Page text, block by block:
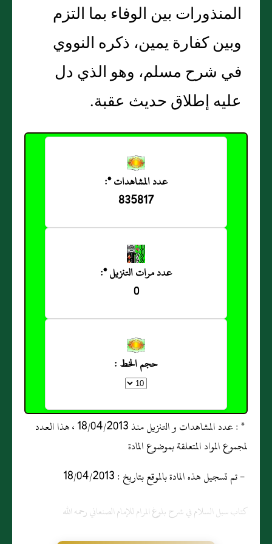
المنذورات بين الوفاء بما التزم
وبين كفارة يمين، ذكره النووي
في شرح مسلم، وهو الذي دل
عليه إطلاق حديث عقبة.
عدد المشاهدات *:
835817
عدد مرات التنزيل *:
0
حجم الخط :
* : عدد المشاهدات و التنزيل منذ 18/04/2013 ، هذا العدد
لمجموع المواد المتعلقة بموضوع المادة
- تم تسجيل هذه المادة بالموقع بتاريخ : 18/04/2013
كتاب سبل السلام في شرح بلوغ المرام للإمام الصنعاني رحمه الله